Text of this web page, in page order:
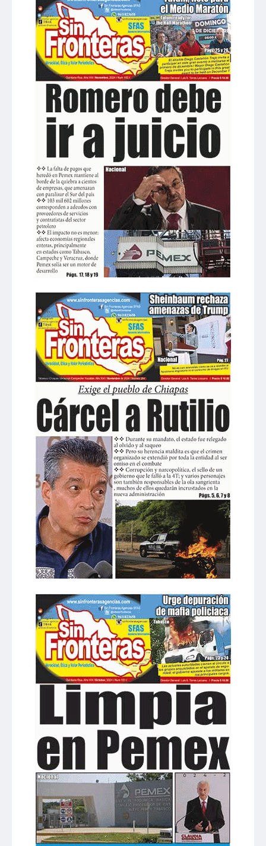
entradas